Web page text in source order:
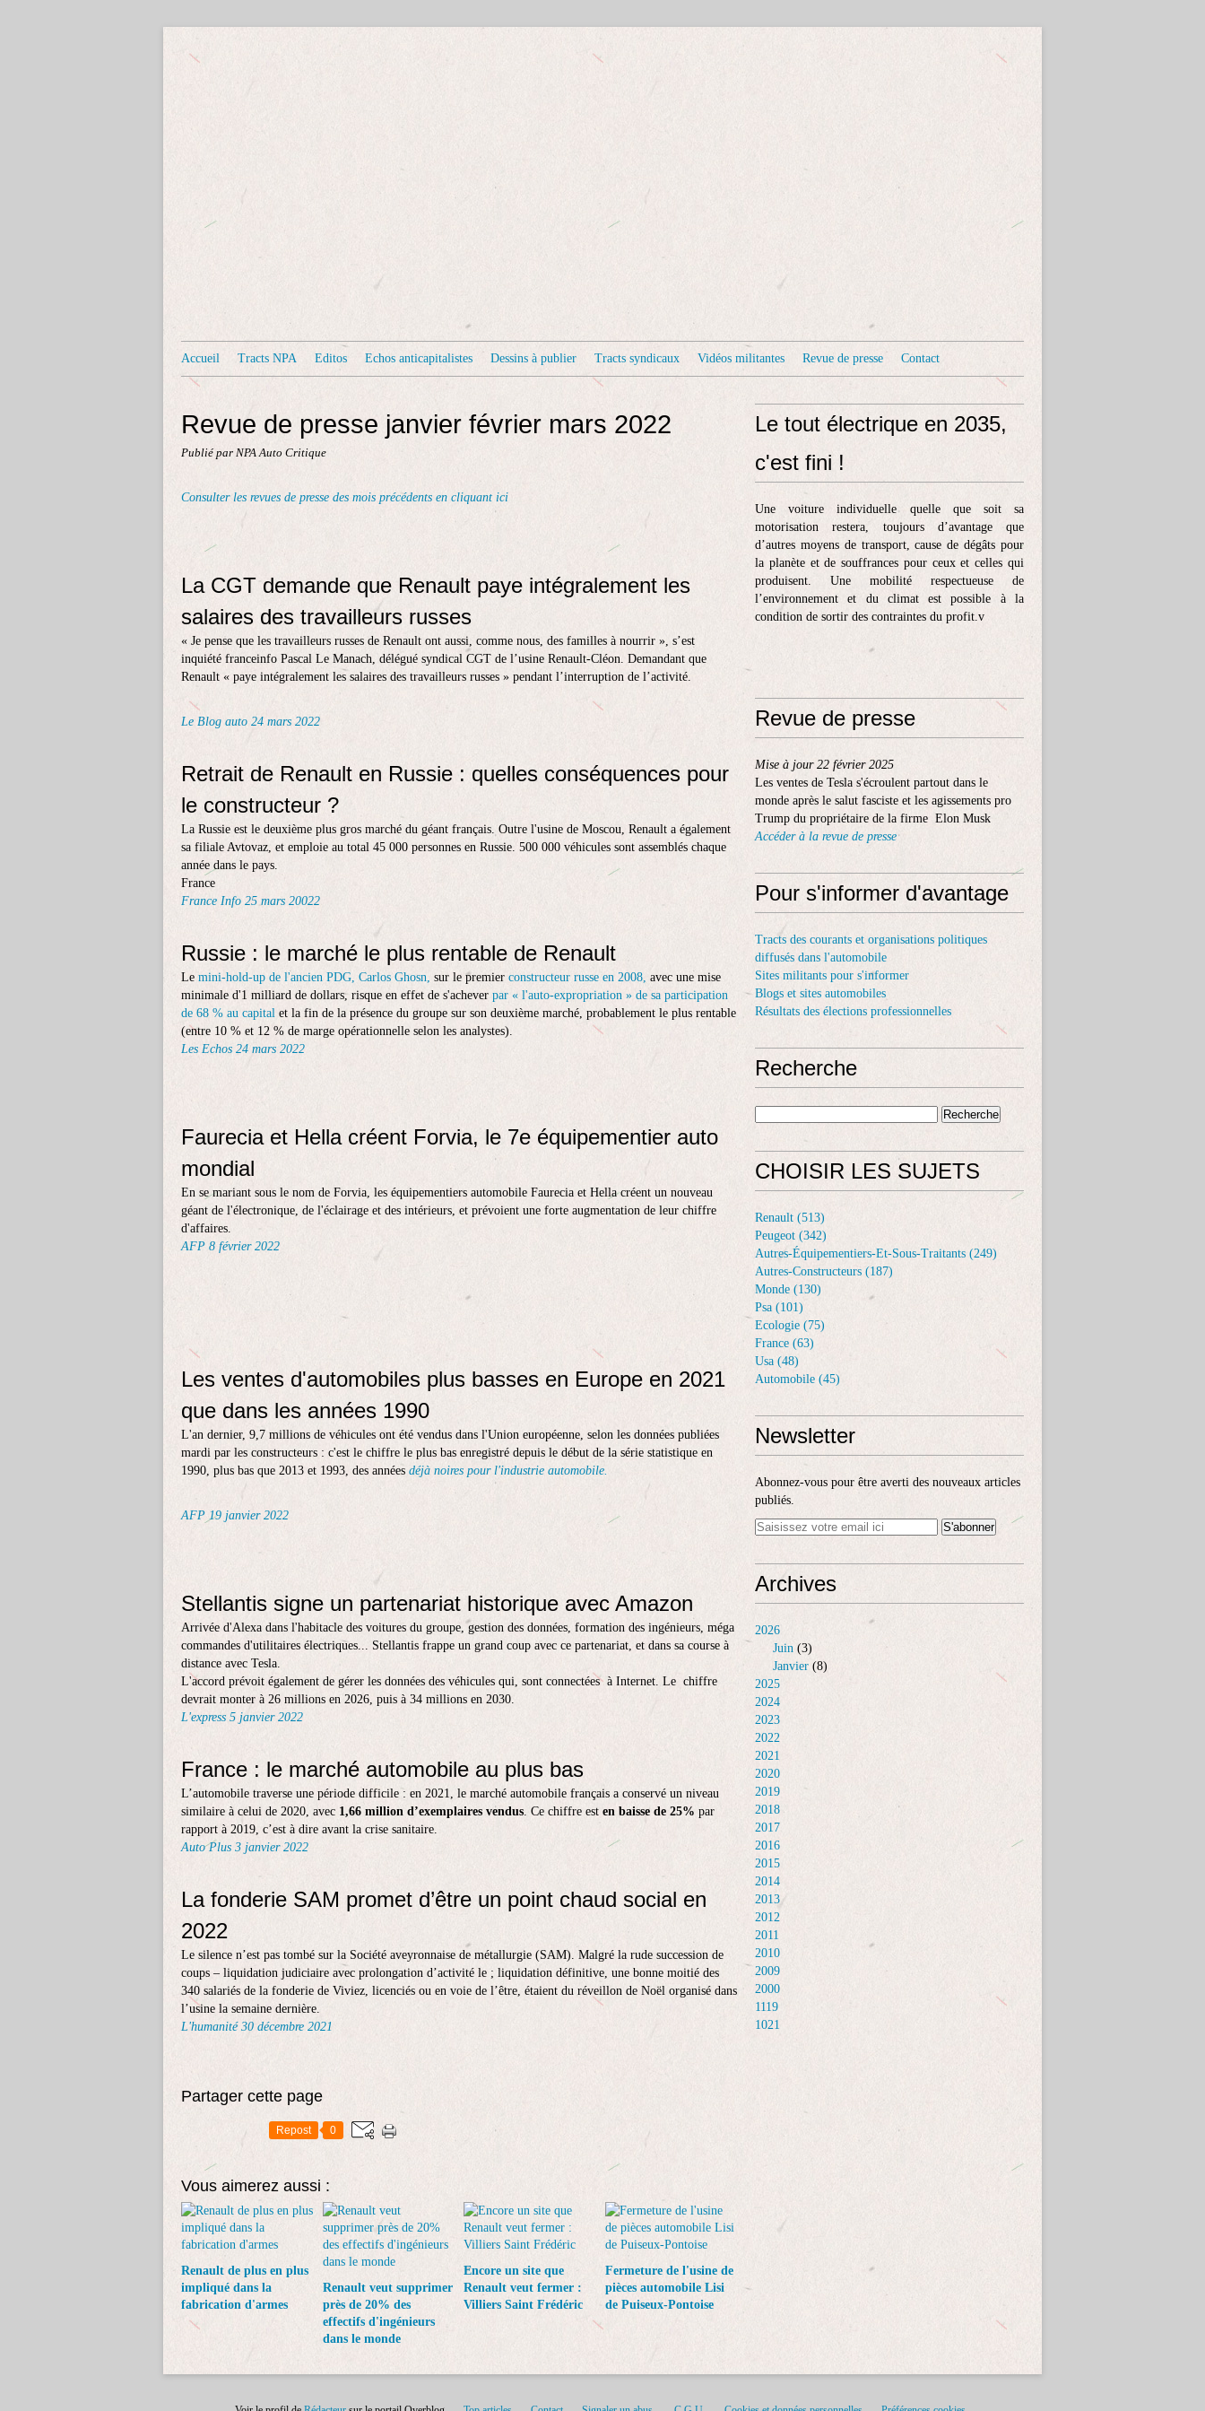
Accueil Tracts NPA Editos Echos anticapitalistes Dessins à publier Tracts syndicaux Vidéos militantes Revue de presse Contact
Revue de presse janvier février mars 2022
Publié par NPA Auto Critique
Consulter les revues de presse des mois précédents en cliquant ici
La CGT demande que Renault paye intégralement les
salaires des travailleurs russes
« Je pense que les travailleurs russes de Renault ont aussi, comme nous, des familles à nourrir », s’est
inquiété franceinfo Pascal Le Manach, délégué syndical CGT de l’usine Renault-Cléon. Demandant que
Renault « paye intégralement les salaires des travailleurs russes » pendant l’interruption de l’activité.
Le Blog auto 24 mars 2022
Retrait de Renault en Russie : quelles conséquences pour
le constructeur ?
La Russie est le deuxième plus gros marché du géant français. Outre l'usine de Moscou, Renault a également
sa filiale Avtovaz, et emploie au total 45 000 personnes en Russie. 500 000 véhicules sont assemblés chaque
année dans le pays.
France
France Info 25 mars 20022
Russie : le marché le plus rentable de Renault
Le mini-hold-up de l'ancien PDG, Carlos Ghosn, sur le premier constructeur russe en 2008, avec une mise
minimale d'1 milliard de dollars, risque en effet de s'achever par « l'auto-expropriation » de sa participation
de 68 % au capital et la fin de la présence du groupe sur son deuxième marché, probablement le plus rentable
(entre 10 % et 12 % de marge opérationnelle selon les analystes).
Les Echos 24 mars 2022
Faurecia et Hella créent Forvia, le 7e équipementier auto
mondial
En se mariant sous le nom de Forvia, les équipementiers automobile Faurecia et Hella créent un nouveau
géant de l'électronique, de l'éclairage et des intérieurs, et prévoient une forte augmentation de leur chiffre
d'affaires.
AFP 8 février 2022
Les ventes d'automobiles plus basses en Europe en 2021
que dans les années 1990
L'an dernier, 9,7 millions de véhicules ont été vendus dans l'Union européenne, selon les données publiées
mardi par les constructeurs : c'est le chiffre le plus bas enregistré depuis le début de la série statistique en
1990, plus bas que 2013 et 1993, des années déjà noires pour l'industrie automobile.
AFP 19 janvier 2022
Stellantis signe un partenariat historique avec Amazon
Arrivée d'Alexa dans l'habitacle des voitures du groupe, gestion des données, formation des ingénieurs, méga
commandes d'utilitaires électriques... Stellantis frappe un grand coup avec ce partenariat, et dans sa course à
distance avec Tesla.
L'accord prévoit également de gérer les données des véhicules qui, sont connectées à Internet. Le chiffre
devrait monter à 26 millions en 2026, puis à 34 millions en 2030.
L'express 5 janvier 2022
France : le marché automobile au plus bas
L’automobile traverse une période difficile : en 2021, le marché automobile français a conservé un niveau
similaire à celui de 2020, avec 1,66 million d’exemplaires vendus. Ce chiffre est en baisse de 25% par
rapport à 2019, c’est à dire avant la crise sanitaire.
Auto Plus 3 janvier 2022
La fonderie SAM promet d’être un point chaud social en
2022
Le silence n’est pas tombé sur la Société aveyronnaise de métallurgie (SAM). Malgré la rude succession de
coups – liquidation judiciaire avec prolongation d’activité le ; liquidation définitive, une bonne moitié des
340 salariés de la fonderie de Viviez, licenciés ou en voie de l’être, étaient du réveillon de Noël organisé dans
l’usine la semaine dernière.
L'humanité 30 décembre 2021
Partager cette page
Repost 0
Vous aimerez aussi :
Renault de plus en plus
impliqué dans la
fabrication d'armes
Renault veut supprimer
près de 20% des
effectifs d'ingénieurs
dans le monde
Encore un site que
Renault veut fermer :
Villiers Saint Frédéric
Fermeture de l'usine de
pièces automobile Lisi
de Puiseux-Pontoise
Le tout électrique en 2035,
c'est fini !
Une voiture individuelle quelle que soit sa
motorisation restera, toujours d’avantage que
d’autres moyens de transport, cause de dégâts pour
la planète et de souffrances pour ceux et celles qui
produisent. Une mobilité respectueuse de
l’environnement et du climat est possible à la
condition de sortir des contraintes du profit.v
Revue de presse
Mise à jour 22 février 2025
Les ventes de Tesla s'écroulent partout dans le
monde après le salut fasciste et les agissements pro
Trump du propriétaire de la firme Elon Musk
Accéder à la revue de presse
Pour s'informer d'avantage
Tracts des courants et organisations politiques
diffusés dans l'automobile
Sites militants pour s'informer
Blogs et sites automobiles
Résultats des élections professionnelles
Recherche
CHOISIR LES SUJETS
Renault (513)
Peugeot (342)
Autres-Équipementiers-Et-Sous-Traitants (249)
Autres-Constructeurs (187)
Monde (130)
Psa (101)
Ecologie (75)
France (63)
Usa (48)
Automobile (45)
Newsletter
Abonnez-vous pour être averti des nouveaux articles
publiés.
Archives
2026
Juin (3)
Janvier (8)
2025
2024
2023
2022
2021
2020
2019
2018
2017
2016
2015
2014
2013
2012
2011
2010
2009
2000
1119
1021